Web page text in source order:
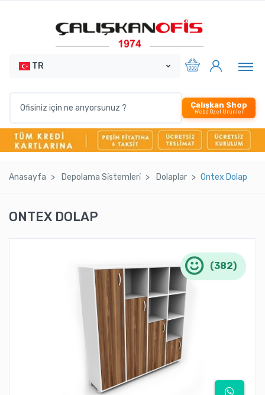
TR
Çalışkan Shop
Webe Özel Ürünler
Anasayfa Depolama Si̇stemleri̇ Dolaplar Ontex Dolap
ONTEX DOLAP
(382)